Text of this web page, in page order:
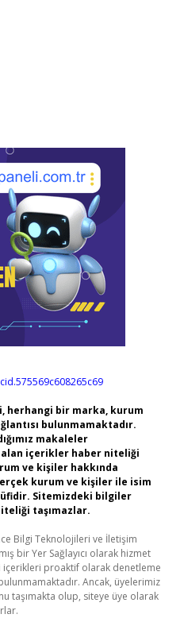
herhangi bir marka, kurum
bulunmamaktadır.
makaleler
alan içerikler haber niteliği
ve kişiler hakkında
kurum ve kişiler ile isim
Sitemizdeki bilgiler
taşımazlar.
Bilgi Teknolojileri ve İletişim
bir Yer Sağlayıcı olarak hizmet
proaktif olarak denetleme
Ancak, üyelerimiz
taşımakta olup, siteye üye olarak